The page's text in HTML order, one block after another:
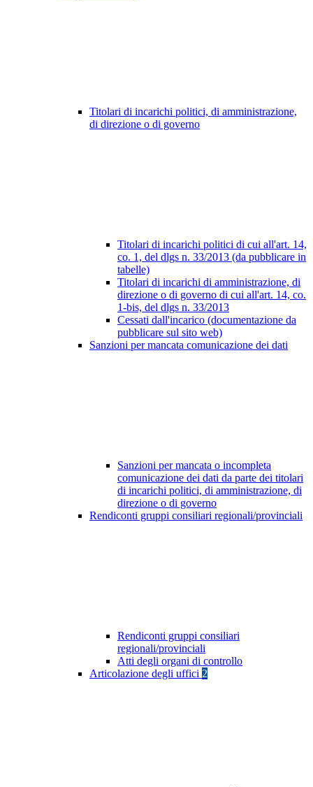
Titolari di incarichi politici, di amministrazione,
di direzione o di governo
Titolari di incarichi politici di cui all'art. 14,
co. 1, del dlgs n. 33/2013 (da pubblicare in
tabelle)
Titolari di incarichi di amministrazione, di
direzione o di governo di cui all'art. 14, co.
1-bis, del dlgs n. 33/2013
Cessati dall'incarico (documentazione da
pubblicare sul sito web)
Sanzioni per mancata comunicazione dei dati
Sanzioni per mancata o incompleta
comunicazione dei dati da parte dei titolari
di incarichi politici, di amministrazione, di
direzione o di governo
Rendiconti gruppi consiliari regionali/provinciali
Rendiconti gruppi consiliari
regionali/provinciali
Atti degli organi di controllo
Articolazione degli uffici 2